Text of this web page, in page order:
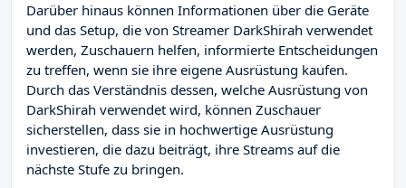
Darüber hinaus können Informationen über die Geräte
und das Setup, die von Streamer DarkShirah verwendet
werden, Zuschauern helfen, informierte Entscheidungen
zu treffen, wenn sie ihre eigene Ausrüstung kaufen.
Durch das Verständnis dessen, welche Ausrüstung von
DarkShirah verwendet wird, können Zuschauer
sicherstellen, dass sie in hochwertige Ausrüstung
investieren, die dazu beiträgt, ihre Streams auf die
nächste Stufe zu bringen.